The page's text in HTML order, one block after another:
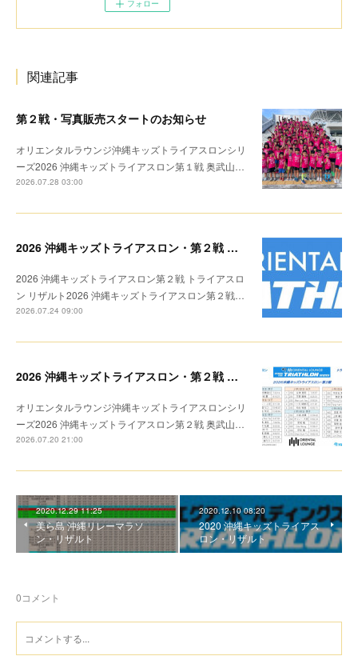
フォロー
関連記事
第２戦・写真販売スタートのお知らせ
オリエンタルラウンジ沖縄キッズトライアスロンシリ
ーズ2026 沖縄キッズトライアスロン第１戦 奥武山…
2026.07.28 03:00
2026 沖縄キッズトライアスロン・第２戦 リザルト
2026 沖縄キッズトライアスロン第２戦 トライアスロ
ン リザルト2026 沖縄キッズトライアスロン第２戦…
2026.07.24 09:00
2026 沖縄キッズトライアスロン・第２戦 トライアスロン リザルト
オリエンタルラウンジ沖縄キッズトライアスロンシリ
ーズ2026 沖縄キッズトライアスロン第２戦 奥武山…
2026.07.20 21:00
2020.12.29 11:25
美ら島 沖縄リレーマラソ
ン・リザルト
2020.12.10 08:20
2020 沖縄キッズトライアス
ロン・リザルト
0コメント